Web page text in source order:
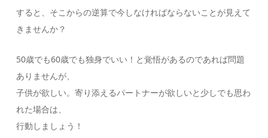
すると、そこからの逆算で今しなければならないことが見えて
きませんか？
50歳でも60歳でも独身でいい！と覚悟があるのであれば問題
ありませんが、
子供が欲しい。寄り添えるパートナーが欲しいと少しでも思わ
れた場合は、
行動しましょう！